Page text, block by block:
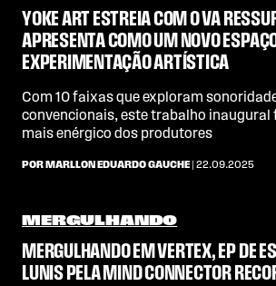
YOKE ART ESTREIA COM O VA
APRESENTA COMO UM NOVO
EXPERIMENTAÇÃO ARTÍSTICA
Com 10 faixas que exploram
convencionais, este trabalho inaugural
mais enérgico dos produtores
POR MARLLON EDUARDO GAUCHE | 22.09.2025
MERGULHANDO
MERGULHANDO EM VERTEX, EP DE
LUNIS PELA MIND CONNECTOR